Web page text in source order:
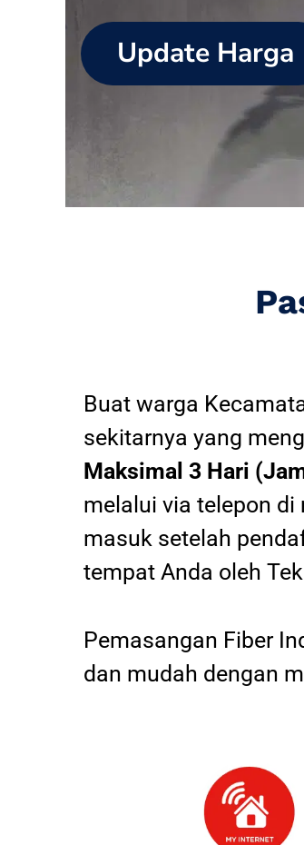
Update Harga
Buat warga
sekitarnya yang
Maksimal 3 Hari
melalui via telepon di
masuk setelah
tempat Anda oleh
Pemasangan Fiber
dan mudah dengan